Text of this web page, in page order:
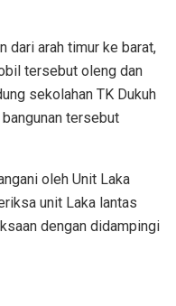
dari arah timur ke barat,
tersebut oleng dan
sekolahan TK Dukuh
tersebut
oleh Unit Laka
unit Laka lantas
dengan didampingi